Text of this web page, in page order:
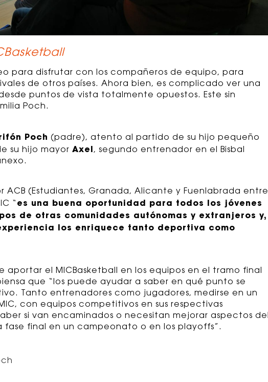
para disfrutar con los compañeros de equipo, para
de otros países. Ahora bien, es complicado ver una
puntos de vista totalmente opuestos. Este sin
Poch.
Poch (padre), atento al partido de su hijo pequeño
su hijo mayor Axel, segundo entrenador en el Bisbal
ACB (Estudiantes, Granada, Alicante y Fuenlabrada entre
“es una buena oportunidad para todos los jóvenes
de otras comunidades autónomas y extranjeros y,
los enriquece tanto deportiva como
aportar el MICBasketball en los equipos en el tramo final
que “los puede ayudar a saber en qué punto se
Tanto entrenadores como jugadores, medirse en un
con equipos competitivos en sus respectivas
si van encaminados o necesitan mejorar aspectos del
final en un campeonato o en los playoffs”.